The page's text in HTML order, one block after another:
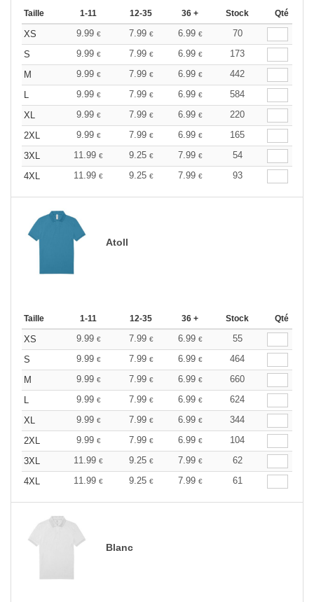
Taille 1-11 12-35 36 + Stock Qté
XS 9.99 € 7.99 € 6.99 €
70
S
9.99 € 7.99 € 6.99 €
173
M
9.99 € 7.99 € 6.99 €
442
9.99 € 7.99 € 6.99 €
584
XL
9.99 € 7.99 € 6.99 €
220
2XL
9.99 € 7.99 € 6.99 €
165
3XL
11.99 € 9.25 € 7.99 €
54
4XL
11.99 € 9.25 € 7.99 € 93
Atoll
Taille 1-11 12-35 36 + Stock Qté
XS 9.99 € 7.99 € 6.99 €
55
S
9.99 € 7.99 € 6.99 €
464
M
9.99 € 7.99 € 6.99 €
660
9.99 € 7.99 € 6.99 €
624
XL
9.99 € 7.99 € 6.99 €
344
2XL
9.99 € 7.99 € 6.99 €
104
3XL
11.99 € 9.25 € 7.99 €
62
4XL
11.99 € 9.25 € 7.99 € 61
Blanc